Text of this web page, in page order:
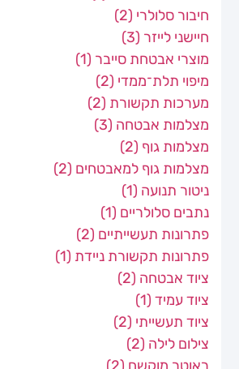
חיבור סלולרי (2)
חיישני לייזר (3)
מוצרי אבטחת סייבר (1)
מיפוי תלת־ממדי (2)
מערכות תקשורת (2)
מצלמות אבטחה (3)
מצלמות גוף (2)
מצלמות גוף למאבטחים (2)
ניטור תנועה (1)
נתבים סלולריים (1)
פתרונות תעשייתיים (2)
פתרונות תקשורת ניידת (1)
ציוד אבטחה (2)
ציוד עמיד (1)
ציוד תעשייתי (2)
צילום לילה (2)